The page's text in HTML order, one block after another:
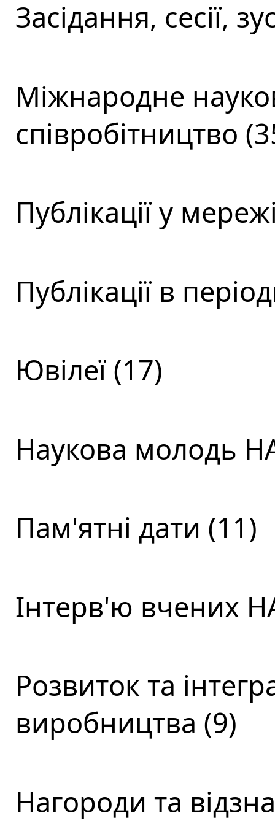
Засідання, сесії,
Міжнародне
співробітництво
Публікації у
Публікації в
Ювілеї (17)
Наукова молодь
Пам'ятні дати (11)
Інтерв'ю вчених
Розвиток та
виробництва (9)
Нагороди та